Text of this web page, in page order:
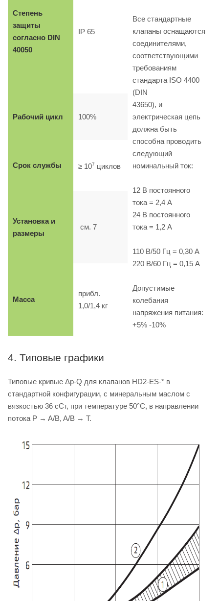
Все стандартные
клапаны оснащаются
соединителями,
соответствующими
требованиям
стандарта ISO 4400
(DIN
43650), и
электрическая цепь
должна быть
способна проводить
следующий
номинальный ток:
12 B постоянного
тока = 2,4 A
24 B постоянного
тока = 1,2 A
110 B/50 Гц = 0,30 A
220 B/60 Гц = 0,15 A
Допустимые
колебания
напряжения питания:
+5% -10%
Степень
защиты
согласно DIN
40050
IP 65
Рабочий цикл 100%
Срок службы ≥ 107 циклов
Установка и
размеры
см. 7
Масса
прибл.
1,0/1,4 кг
4. Типовые графики
Типовые кривые Δp-Q для клапанов HD2-ES-* в
стандартной конфигурации, с минеральным маслом с
вязкостью 36 сСт, при температуре 50°C, в направлении
потока P → A/B, A/B → T.